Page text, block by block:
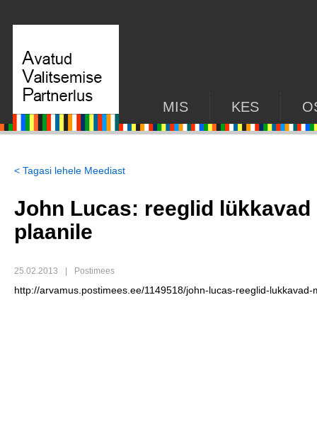
MIS KES
< Tagasi lehele Meediast
John Lucas: reeglid
plaanile
25.02.2013 Postimees
http://arvamus.postimees.ee/1149518/john-lucas-reeglid-